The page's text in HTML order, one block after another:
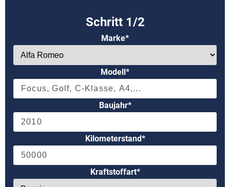
Marke*
Modell*
Baujahr*
Kilometerstand*
Kraftstoffart*